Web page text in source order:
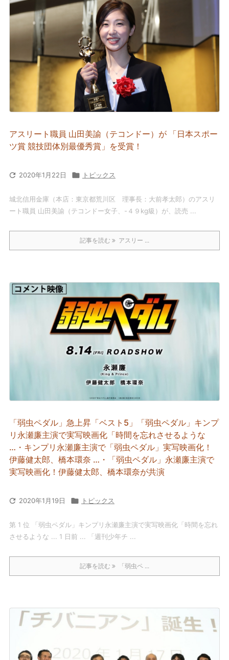
アスリート職員 山田美諭（テコンドー）が 「日本スポー
ツ賞 競技団体別最優秀賞」を受賞！
 2020年1月22日  トピックス
城北信用金庫（本店：東京都荒川区 理事長：大前孝太郎）のアスリ
ート職員 山田美諭（テコンドー女子、-４９kg級）が、読売 ...
記事を読む アスリー ...
「弱虫ペダル」急上昇「ベスト5」「弱虫ペダル」キンプ
リ永瀬廉主演で実写映画化「時間を忘れさせるような
…・キンプリ永瀬廉主演で「弱虫ペダル」実写映画化！
伊藤健太郎、橋本環奈 …・「弱虫ペダル」永瀬廉主演で
実写映画化！伊藤健太郎、橋本環奈が共演
 2020年1月19日  トピックス
第 1 位 「弱虫ペダル」キンプリ永瀬廉主演で実写映画化「時間を忘れ
させるような ... 1 日前 ... 「週刊少年チ ...
記事を読む 「弱虫ペ ...